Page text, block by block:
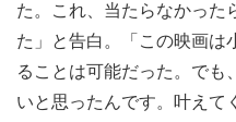
た。これ、当たらなかった
た」と告白。「この映画は
ることは可能だった。でも
いと思ったんです。叶えて